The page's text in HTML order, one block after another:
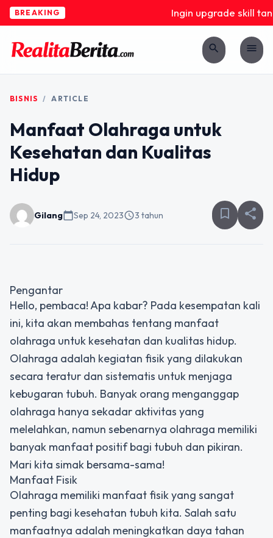
BREAKING Ingin upgrade skill
search menu
BISNIS / ARTICLE
Manfaat Olahraga untuk
Kesehatan dan Kualitas
Hidup
Gilangcalendar_todaySep 24, 2023schedule3 tahun bookmark_border share
Pengantar
Hello, pembaca! Apa kabar? Pada kesempatan kali
ini, kita akan membahas tentang manfaat
olahraga untuk kesehatan dan kualitas hidup.
Olahraga adalah kegiatan fisik yang dilakukan
secara teratur dan sistematis untuk menjaga
kebugaran tubuh. Banyak orang menganggap
olahraga hanya sekadar aktivitas yang
melelahkan, namun sebenarnya olahraga memiliki
banyak manfaat positif bagi tubuh dan pikiran.
Mari kita simak bersama-sama!
Manfaat Fisik
Olahraga memiliki manfaat fisik yang sangat
penting bagi kesehatan tubuh kita. Salah satu
manfaatnya adalah meningkatkan daya tahan